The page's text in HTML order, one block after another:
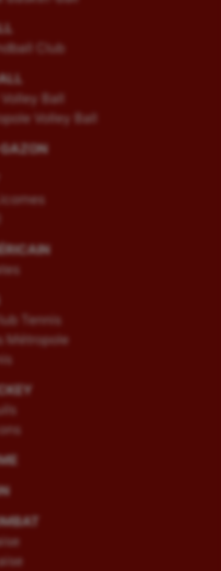
Club
Ball
Volley Ball
Tennis
Métropole